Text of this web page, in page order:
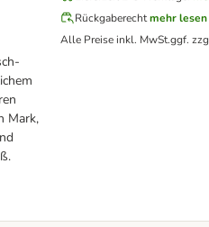
Mark,
Rückgaberechtmehr lesen
Alle Preise inkl. MwSt.ggf.